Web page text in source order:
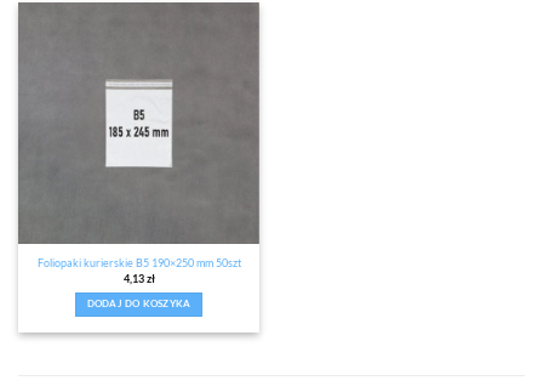
Foliopaki kurierskie B5 190×250 mm 50szt
4,13zł
DODAJ DO KOSZYKA